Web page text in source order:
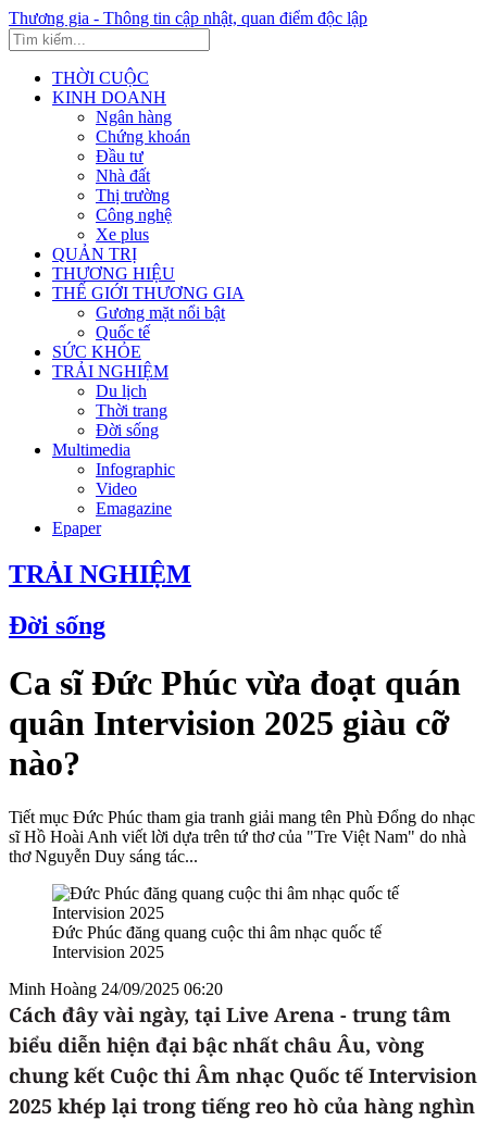
Thương gia - Thông tin cập nhật, quan điểm độc lập
THỜI CUỘC
KINH DOANH
Ngân hàng
Chứng khoán
Đầu tư
Nhà đất
Thị trường
Công nghệ
Xe plus
QUẢN TRỊ
THƯƠNG HIỆU
THẾ GIỚI THƯƠNG GIA
Gương mặt nổi bật
Quốc tế
SỨC KHỎE
TRẢI NGHIỆM
Du lịch
Thời trang
Đời sống
Multimedia
Infographic
Video
Emagazine
Epaper
TRẢI NGHIỆM
Đời sống
Ca sĩ Đức Phúc vừa đoạt quán
quân Intervision 2025 giàu cỡ
nào?
Tiết mục Đức Phúc tham gia tranh giải mang tên Phù Đổng do nhạc
sĩ Hồ Hoài Anh viết lời dựa trên tứ thơ của "Tre Việt Nam" do nhà
thơ Nguyễn Duy sáng tác...
Đức Phúc đăng quang cuộc thi âm nhạc quốc tế
Intervision 2025
Minh Hoàng 24/09/2025 06:20
Cách đây vài ngày, tại Live Arena - trung tâm
biểu diễn hiện đại bậc nhất châu Âu, vòng
chung kết Cuộc thi Âm nhạc Quốc tế Intervision
2025 khép lại trong tiếng reo hò của hàng nghìn